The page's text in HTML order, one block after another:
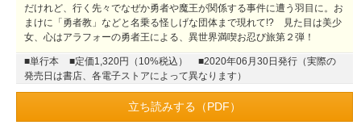
だけれど、行く先々でなぜか勇者や魔王が関係する事件に遭う羽目に。お
まけに「勇者教」などと名乗る怪しげな団体まで現れて!? 見た目は美少
女、心はアラフォーの勇者王による、異世界満喫お忍び旅第２弾！
■単行本 ■定価1,320円（10%税込）
■2020年06月30日発行（実際の
発売日は書店、各電子ストアによって異なります）
立ち読みする（PDF）